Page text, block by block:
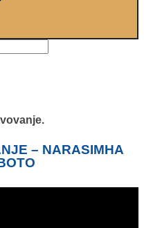
– NARASIMHA